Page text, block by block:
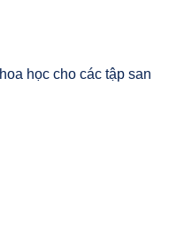
học cho các tập san